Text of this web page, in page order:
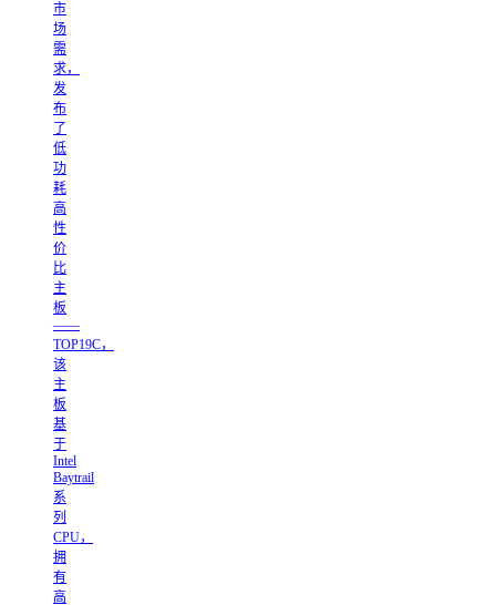
市
场
需
求，
发
布
了
低
功
耗
高
性
价
比
主
板
——
TOP19C，
该
主
板
基
于
Intel
Baytrail
系
列
CPU，
拥
有
高